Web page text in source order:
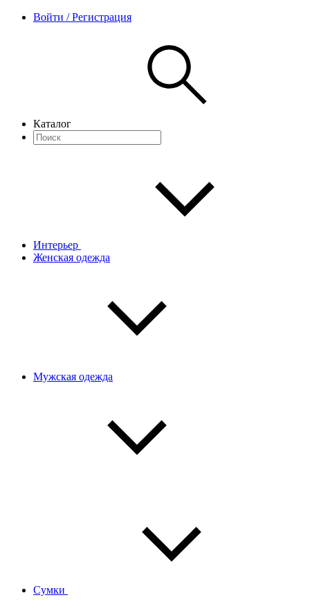
Войти / Регистрация
Каталог
Интерьер
Женская одежда
Мужская одежда
Сумки